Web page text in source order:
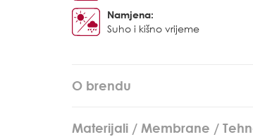
Namjena:
Suho i kišno vrijeme
O brendu
Materijali / Membrane /